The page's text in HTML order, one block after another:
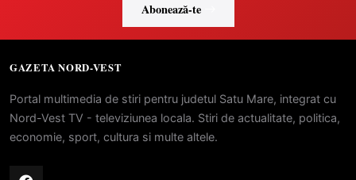
Abonează-te
GAZETA NORD-VEST
Portal multimedia de stiri pentru judetul Satu Mare, integrat cu
Nord-Vest TV - televiziunea locala. Stiri de actualitate, politica,
economie, sport, cultura si multe altele.